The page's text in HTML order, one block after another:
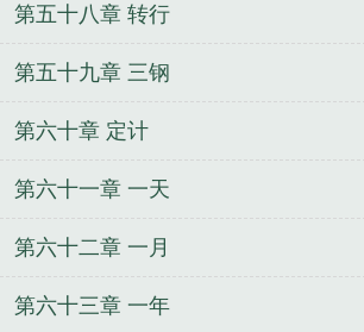
第五十八章 转行
第五十九章 三钢
第六十章 定计
第六十一章 一天
第六十二章 一月
第六十三章 一年